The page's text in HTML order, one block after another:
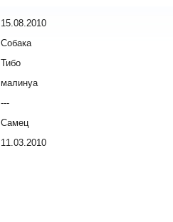
15.08.2010
Собака
Тибо
малинуа
---
Самец
11.03.2010